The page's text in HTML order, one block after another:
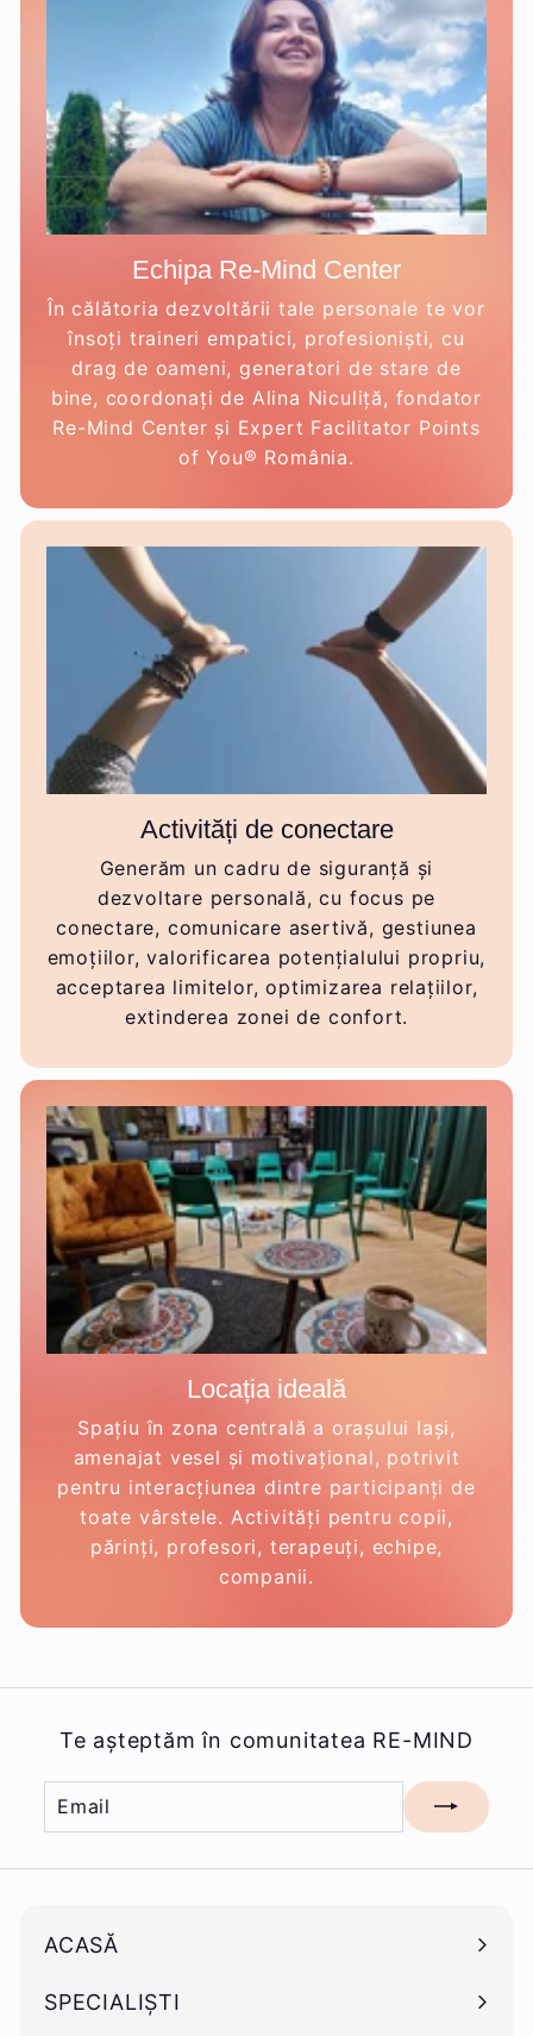
Echipa Re-Mind Center
În călătoria dezvoltării tale personale te vor
însoți traineri empatici, profesioniști, cu
drag de oameni, generatori de stare de
bine, coordonați de Alina Niculiță, fondator
Re-Mind Center și Expert Facilitator Points
of You® România.
Activități de conectare
Generăm un cadru de siguranță și
dezvoltare personală, cu focus pe
conectare, comunicare asertivă, gestiunea
emoțiilor, valorificarea potențialului propriu,
acceptarea limitelor, optimizarea relațiilor,
extinderea zonei de confort.
Locația ideală
Spațiu în zona centrală a orașului Iași,
amenajat vesel și motivațional, potrivit
pentru interacțiunea dintre participanți de
toate vârstele. Activități pentru copii,
părinți, profesori, terapeuți, echipe,
companii.
Te așteptăm în comunitatea RE-MIND
Email
Mă
înscriu
ACASĂ
SPECIALIȘTI
Deschide